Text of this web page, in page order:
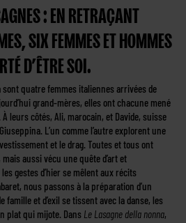
: EN RETRAÇANT
SIX FEMMES ET HOMMES
D’ÊTRE SOI.
sont quatre femmes italiennes arrivées de
grand-mères, elles ont chacune mené
leurs côtés, Ali, marocain, et Davide, suisse
L’un comme l’autre explorent une
et le drag. Toutes et tous ont
aussi vécu une quête d’art et
gestes d’hier se mêlent aux récits
nous passons à la préparation d’un
famille et d’exil se tissent avec la danse, les
plat qui mijote. Dans Le Lasagne della nonna,